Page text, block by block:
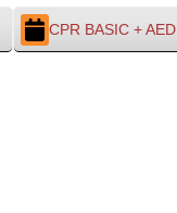
CPR BASIC + AED